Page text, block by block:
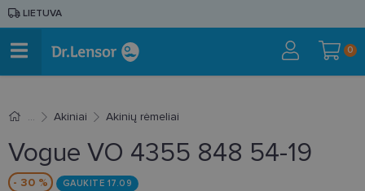
LIETUVA
0
Akiniai Akinių rėmeliai
Vogue VO 4355 848 54-19
- 30 % GAUKITE 17.09